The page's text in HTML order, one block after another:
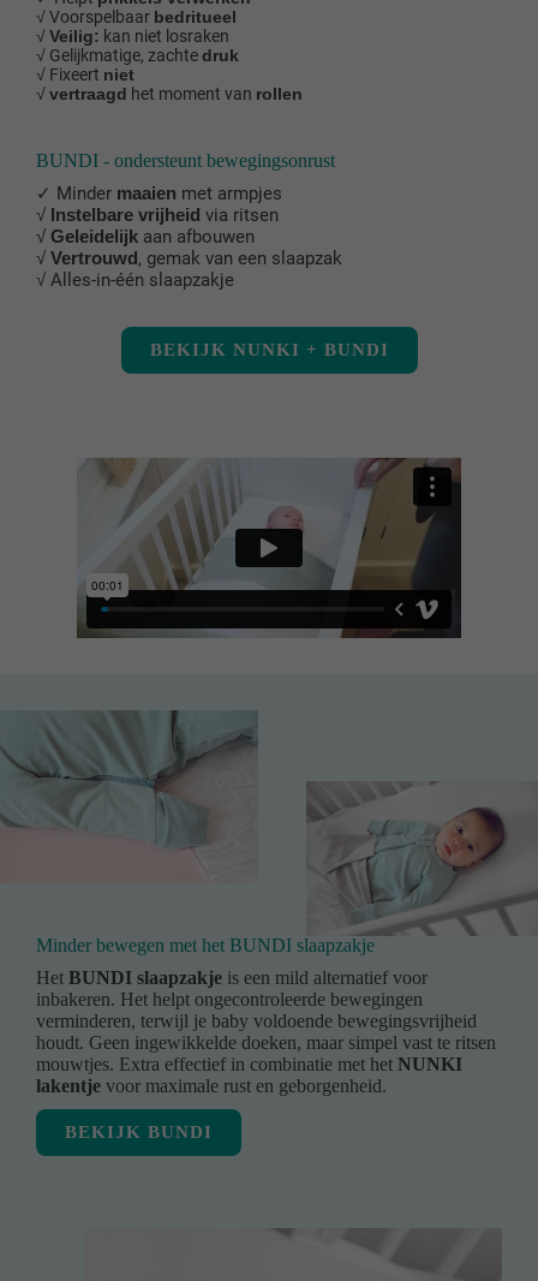
√ Voorspelbaar bedritueel
√Veilig: kan niet losraken
√ Gelijkmatige, zachtedruk
√ Fixeert niet
√vertraagd het moment van rollen
BUNDI - ondersteunt bewegingsonrust
✓ Minder maaien met armpjes
√ Instelbare vrijheid via ritsen
√ Geleidelijk aan afbouwen
√ Vertrouwd , gemak van een slaapzak
√ Alles-in-één slaapzakje
BEKIJK NUNKI + BUNDI
Minder bewegen met het BUNDI slaapzakje
Het BUNDI slaapzakje is een mild alternatief voor
inbakeren. Het helpt ongecontroleerde bewegingen
verminderen, terwijl je baby voldoende bewegingsvrijheid
houdt. Geen ingewikkelde doeken, maar simpel vast te ritsen
mouwtjes. Extra effectief in combinatie met het NUNKI
lakentje voor maximale rust en geborgenheid.
BEKIJK BUNDI